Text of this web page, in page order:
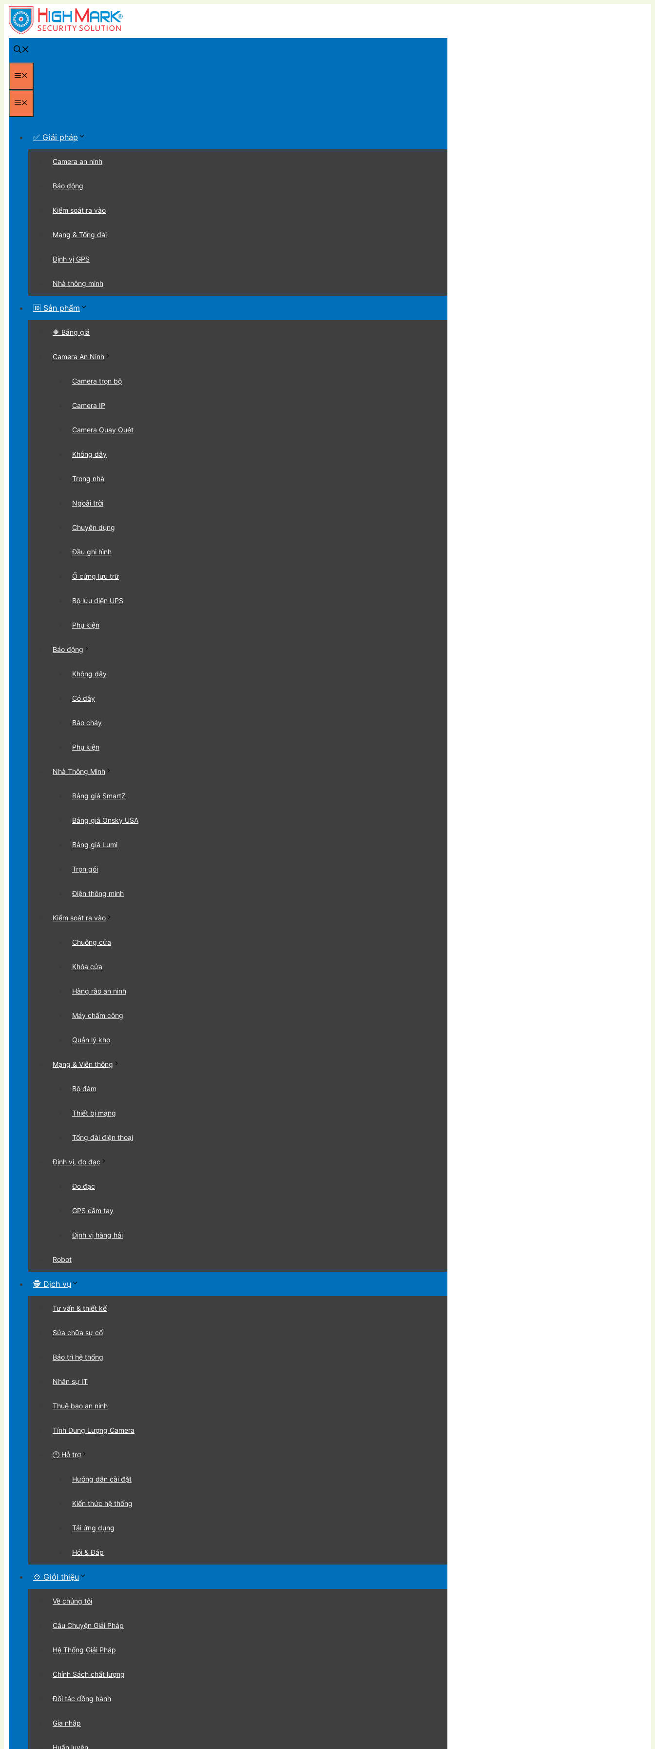
Chuyển
đến
nội
dung
Menu
Menu
✅ Giải pháp
Camera an ninh
Báo động
Kiểm soát ra vào
Mạng & Tổng đài
Định vị GPS
Nhà thông minh
🆔 Sản phẩm
🔶 Bảng giá
Camera An Ninh
Camera trọn bộ
Camera IP
Camera Quay Quét
Không dây
Trong nhà
Ngoài trời
Chuyên dụng
Đầu ghi hình
Ổ cứng lưu trữ
Bộ lưu điện UPS
Phụ kiện
Báo động
Không dây
Có dây
Báo cháy
Phụ kiện
Nhà Thông Minh
Bảng giá SmartZ
Bảng giá Onsky USA
Bảng giá Lumi
Trọn gói
Điện thông minh
Kiểm soát ra vào
Chuông cửa
Khóa cửa
Hàng rào an ninh
Máy chấm công
Quản lý kho
Mạng & Viễn thông
Bộ đàm
Thiết bị mạng
Tổng đài điện thoại
Định vị, đo đạc
Đo đạc
GPS cầm tay
Định vị hàng hải
Robot
🕵 Dịch vụ
Tư vấn & thiết kế
Sửa chữa sự cố
Bảo trì hệ thống
Nhân sự IT
Thuê bao an ninh
Tính Dung Lượng Camera
🕛 Hỗ trợ
Hướng dẫn cài đặt
Kiến thức hệ thống
Tải ứng dụng
Hỏi & Đáp
💠 Giới thiệu
Về chúng tôi
Câu Chuyện Giải Pháp
Hệ Thống Giải Pháp
Chính Sách chất lượng
Đối tác đồng hành
Gia nhập
Huấn luyện